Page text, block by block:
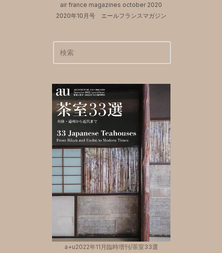
air france magazines october 2020
2020年10月号 エールフランスマガジン
a+u2022年11月臨時増刊/茶室33選